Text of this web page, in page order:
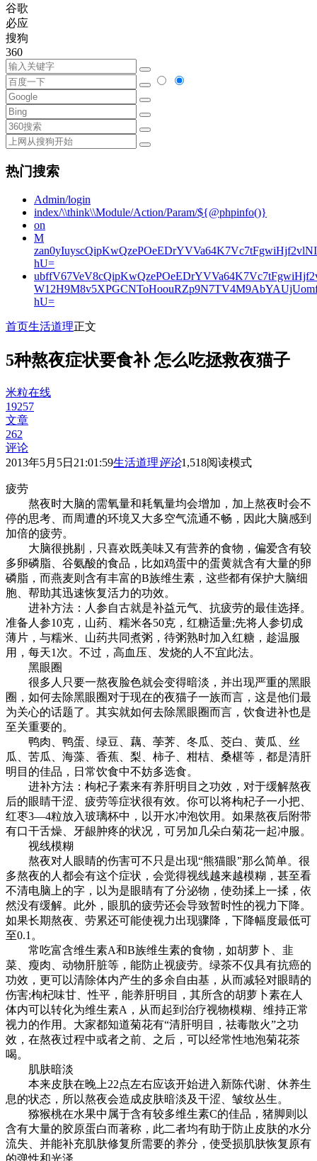
谷歌
必应
搜狗
360
热门搜索
Admin/login
index/\\think\\Module/Action/Param/${@phpinfo()}
on
M
hU=
hU=
首页生活道理正文
5种熬夜症状要食补 怎么吃拯救夜猫子
米粒在线
19257
文章
262
评论
2013年5月5日21:01:59生活道理评论1,518阅读模式
疲劳
熬夜时大脑的需氧量和耗氧量均会增加，加上熬夜时会不
停的思考、而周遭的环境又大多空气流通不畅，因此大脑感到
加倍的疲劳。
大脑很挑剔，只喜欢既美味又有营养的食物，偏爱含有较
多卵磷脂、谷氨酸的食品，比如鸡蛋中的蛋黄就含有大量的卵
磷脂，而燕麦则含有丰富的B族维生素，这些都有保护大脑细
胞、帮助其迅速恢复活力的功效。
进补方法：人参自古就是补益元气、抗疲劳的最佳选择。
准备人参10克，山药、糯米各50克，红糖适量;先将人参切成
薄片，与糯米、山药共同煮粥，待粥熟时加入红糖，趁温服
用，每天1次。不过，高血压、发烧的人不宜此法。
黑眼圈
很多人只要一熬夜脸色就会变得暗淡，并出现严重的黑眼
圈，如何去除黑眼圈对于现在的夜猫子一族而言，这是他们最
为关心的话题了。其实就如何去除黑眼圈而言，饮食进补也是
至关重要的。
鸭肉、鸭蛋、绿豆、藕、荸荠、冬瓜、茭白、黄瓜、丝
瓜、苦瓜、海藻、香蕉、梨、柿子、柑桔、桑椹等，都是清肝
明目的佳品，日常饮食中不妨多选食。
进补方法：枸杞子素来有养肝明目之功效，对于缓解熬夜
后的眼睛干涩、疲劳等症状很有效。你可以将枸杞子一小把、
红枣3—4粒放入玻璃杯中，以开水冲泡饮用。如果熬夜后附带
有口干舌燥、牙龈肿疼的状况，可另加几朵白菊花一起冲服。
视线模糊
熬夜对人眼睛的伤害可不只是出现“熊猫眼”那么简单。很
多熬夜的人都会有这个症状，会觉得视线越来越模糊，甚至看
不清电脑上的字，以为是眼睛有了分泌物，使劲揉上一揉，依
然没有缓解。此外，眼肌的疲劳还会导致暂时性的视力下降。
如果长期熬夜、劳累还可能使视力出现骤降，下降幅度最低可
至0.1。
常吃富含维生素A和B族维生素的食物，如胡萝卜、韭
菜、瘦肉、动物肝脏等，能防止视疲劳。绿茶不仅具有抗癌的
功效，更可以清除体内产生的多余自由基，从而减轻对眼睛的
伤害;枸杞味甘、性平，能养肝明目，其所含的胡萝卜素在人
体内可以转化为维生素A，从而起到治疗视物模糊、维持正常
视力的作用。大家都知道菊花有“清肝明目，祛毒散火”之功
效，在熬夜过程中或者之前、之后，可以经常性地泡菊花茶
喝。
肌肤暗淡
本来皮肤在晚上22点左右应该开始进入新陈代谢、休养生
息的状态，所以熬夜会造成皮肤暗淡及干涩、皱纹丛生。
猕猴桃在水果中属于含有较多维生素C的佳品，猪脚则以
含有大量的胶原蛋白而著称，此二者均有助于防止皮肤的水分
流失、并能补充肌肤修复所需要的养分，使受损肌肤恢复原有